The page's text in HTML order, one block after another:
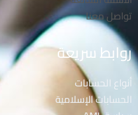
تواصل معنا
روابط سريعة
أنواع الحسابات
الحسابات الإسلامية